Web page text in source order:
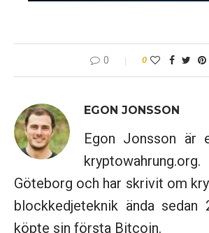
0 0
EGON JONSSON
Egon Jonsson är
Göteborg och har skrivit om
blockkedjeteknik ända sedan
köpte sin första Bitcoin.